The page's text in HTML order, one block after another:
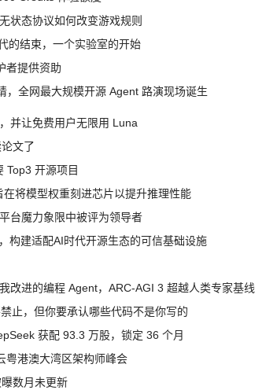
状态协议如何改变游戏规则
的结束，一个实验室的开始
者提供资助
，全网最大规模开源 Agent 路演现场诞生
并让免费用户无限用 Luna
文了
Top3 开源项目
将模型权重刻进芯片以提升推理性能
台魔力象限中被评为领导者
构建适配AI时代开源生态的可信基础设施
改进的编程 Agent，ARC-AGI 3 超越人类专家基线
止，但你要承认哪些代码不是你写的
获配 93.3 万股，锁定 36 个月
粤港澳大湾区架构师峰会
数月未更新